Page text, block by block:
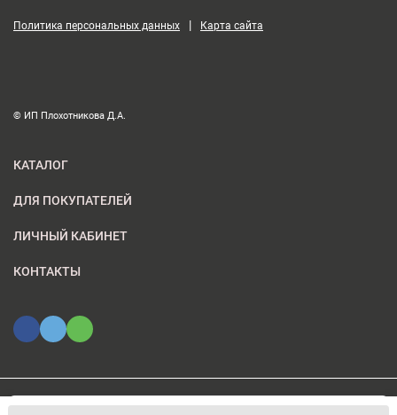
Политика персональных данных | Карта сайта
© ИП Плохотникова Д.А.
КАТАЛОГ
ДЛЯ ПОКУПАТЕЛЕЙ
ЛИЧНЫЙ КАБИНЕТ
КОНТАКТЫ